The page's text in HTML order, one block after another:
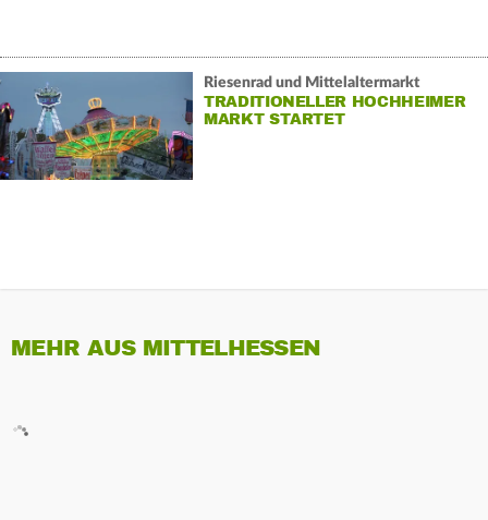
Riesenrad und Mittelaltermarkt
TRADITIONELLER HOCHHEIMER
MARKT STARTET
MEHR AUS MITTELHESSEN